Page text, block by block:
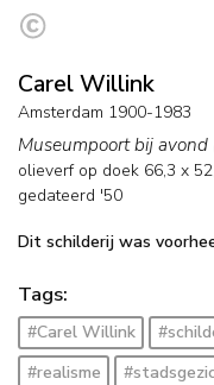
Carel Willink
Amsterdam 1900-1983
Museumpoort bij avond
olieverf op doek 66,3 x
gedateerd '50
Dit schilderij was
Tags:
#Carel Willink
#realisme